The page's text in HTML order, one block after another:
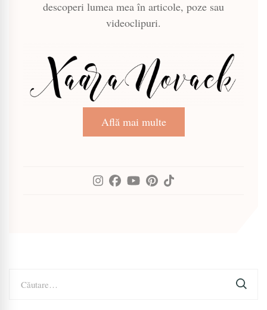
descoperi lumea mea în articole, poze sau
videoclipuri.
Află mai multe
după: